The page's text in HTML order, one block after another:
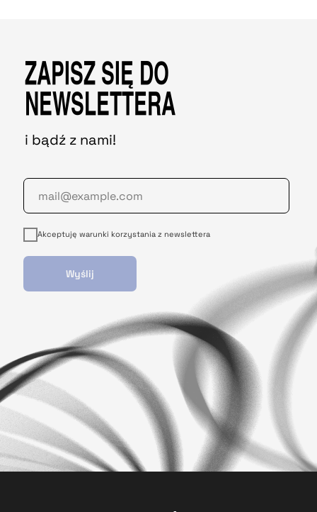
ZAPISZ SIĘ DO
NEWSLETTERA
i bądź z nami!
Akceptuję warunki korzystania z newslettera
Wyślij